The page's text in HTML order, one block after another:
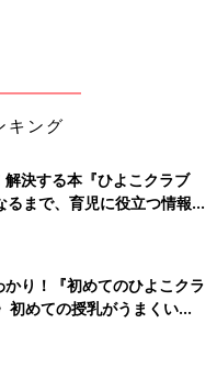
キング
決する本『ひよこクラブ
まで、育児に役立つ情報が
り！『初めてのひよこクラ
初めての授乳がうまくい
本と夏のトラブル 解決テ